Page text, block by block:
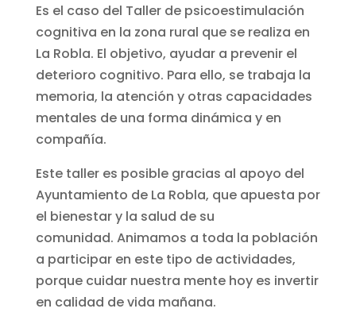
Es el caso del Taller de psicoestimulación
cognitiva en la zona rural que se realiza en
La Robla. El objetivo, ayudar a prevenir el
deterioro cognitivo. Para ello, se trabaja la
memoria, la atención y otras capacidades
mentales de una forma dinámica y en
compañía.
Este taller es posible gracias al apoyo del
Ayuntamiento de La Robla, que apuesta por
el bienestar y la salud de su
comunidad. Animamos a toda la población
a participar en este tipo de actividades,
porque cuidar nuestra mente hoy es invertir
en calidad de vida mañana.